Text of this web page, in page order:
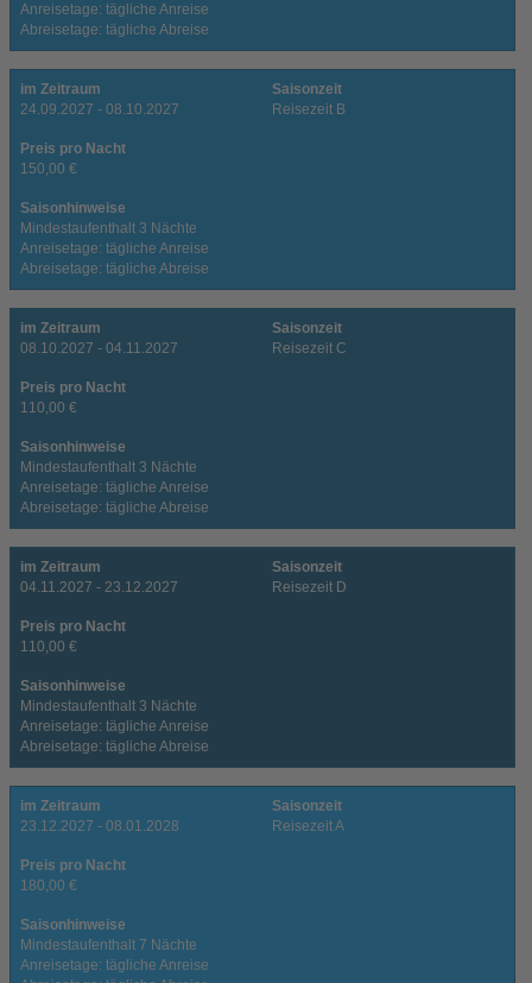
Anreisetage: tägliche Anreise
Abreisetage: tägliche Abreise
im Zeitraum
24.09.2027 - 08.10.2027
Saisonzeit
Reisezeit B
Preis pro Nacht
150,00 €
Saisonhinweise
Mindestaufenthalt 3 Nächte
Anreisetage: tägliche Anreise
Abreisetage: tägliche Abreise
im Zeitraum
08.10.2027 - 04.11.2027
Saisonzeit
Reisezeit C
Preis pro Nacht
110,00 €
Saisonhinweise
Mindestaufenthalt 3 Nächte
Anreisetage: tägliche Anreise
Abreisetage: tägliche Abreise
im Zeitraum
04.11.2027 - 23.12.2027
Saisonzeit
Reisezeit D
Preis pro Nacht
110,00 €
Saisonhinweise
Mindestaufenthalt 3 Nächte
Anreisetage: tägliche Anreise
Abreisetage: tägliche Abreise
im Zeitraum
23.12.2027 - 08.01.2028
Saisonzeit
Reisezeit A
Preis pro Nacht
180,00 €
Saisonhinweise
Mindestaufenthalt 7 Nächte
Anreisetage: tägliche Anreise